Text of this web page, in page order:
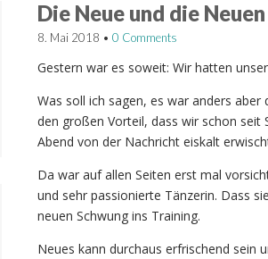
Die Neue und die Neuen
8. Mai 2018 • 0 Comments
Gestern war es soweit: Wir hatten
Was soll ich sagen, es war anders
den großen Vorteil, dass wir schon seit
Abend von der Nachricht eiskalt
Da war auf allen Seiten erst mal
und sehr passionierte Tänzerin. Dass
neuen Schwung ins Training.
Neues kann durchaus erfrischend